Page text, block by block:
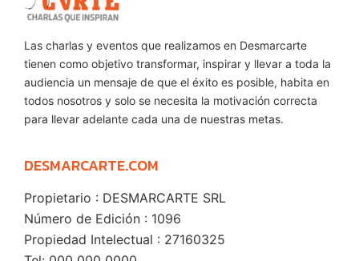
Las charlas y eventos que realizamos en Desmarcarte
tienen como objetivo transformar, inspirar y llevar a toda la
audiencia un mensaje de que el éxito es posible, habita en
todos nosotros y solo se necesita la motivación correcta
para llevar adelante cada una de nuestras metas.
DESMARCARTE.COM
Propietario : DESMARCARTE SRL
Número de Edición : 1096
Propiedad Intelectual : 27160325